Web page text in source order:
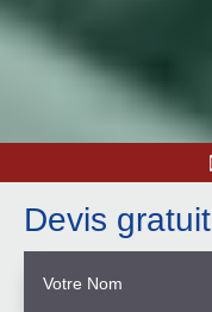
Devis gratuit